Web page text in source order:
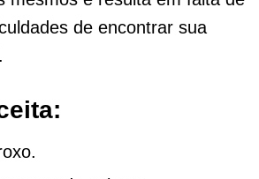
de encontrar sua